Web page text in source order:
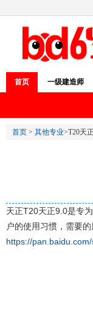
首页 一级建造师
首页 > 其他专业>T20天
天正T20天正9.0是专
户的使用习惯，需要的
https://